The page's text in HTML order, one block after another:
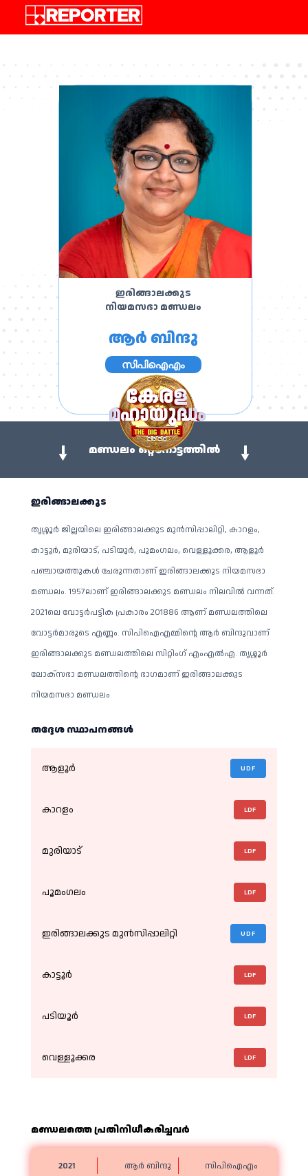
ഇരിങ്ങാലക്കുട
നിയമസഭാ മണ്ഡലം
ആർ ബിന്ദു
സിപിഐഎം
മണ്ഡലം ഒറ്റനോട്ടത്തിൽ
ഇരിങ്ങാലക്കുട
തൃശ്ശൂർ ജില്ലയിലെ ഇരിങ്ങാലക്കുട മുൻസിപ്പാലിറ്റി, കാറളം,
കാട്ടൂർ, മുരിയാട്, പടിയൂ‍ർ, പൂമം​ഗലം, വെള്ളൂക്കര, ആളൂർ
പഞ്ചായത്തുകൾ ചേരുന്നതാണ് ഇരിങ്ങാലക്കുട നിയമസഭാ
മണ്ഡലം. 1957ലാണ് ഇരിങ്ങാലക്കുട മണ്ഡലം നിലവിൽ വന്നത്.
2021ലെ വോട്ടർപട്ടിക പ്രകാരം 201886 ആണ് മണ്ഡലത്തിലെ
വോട്ടർമാരുടെ എണ്ണം. സിപിഐഎമ്മിൻ്റെ ആർ ബിന്ദുവാണ്
ഇരിങ്ങാലക്കുട മണ്ഡ‍ലത്തിലെ സിറ്റിംഗ് എംഎൽഎ. തൃശ്ശൂർ
ലോക്സഭാ മണ്ഡലത്തിൻ്റെ ഭാഗമാണ് ഇരിങ്ങാലക്കുട
നിയമസഭാ മണ്ഡലം
തദ്ദേശ സ്ഥാപനങ്ങള്‍
ആളൂർ UDF
കാറളം LDF
മുരിയാട് LDF
പൂമം​ഗലം LDF
ഇരിങ്ങാലക്കുട മുൻസിപ്പാലിറ്റി UDF
കാട്ടൂർ LDF
പടിയൂർ LDF
വെള്ളൂക്കര LDF
മണ്ഡലത്തെ പ്രതിനിധീകരിച്ചവര്‍
2021 ആർ ബിന്ദു സിപിഐഎം